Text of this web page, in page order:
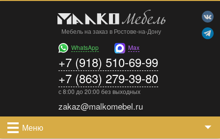
Мебель на заказ в Ростове-на-Дону
WhatsApp
Max
+7 (918) 510-69-99
+7 (863) 279-39-80
с 8:00 до 20:00 без выходных
zakaz@malkomebel.ru
Меню